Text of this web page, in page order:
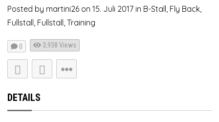
Posted by martini26 on 15. Juli 2017 in B-Stall Fly Back
Fullstall Fullstall Training
0 3,938 Views
DETAILS